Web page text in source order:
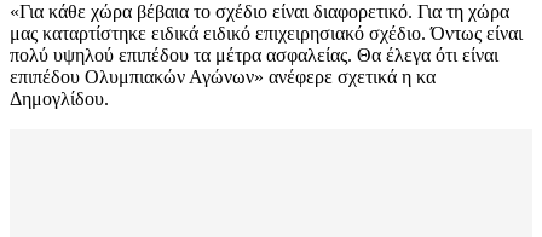
«Για κάθε χώρα βέβαια το σχέδιο είναι διαφορετικό. Για τη χώρα
μας καταρτίστηκε ειδικά ειδικό επιχειρησιακό σχέδιο. Όντως είναι
πολύ υψηλού επιπέδου τα μέτρα ασφαλείας. Θα έλεγα ότι είναι
επιπέδου Ολυμπιακών Αγώνων» ανέφερε σχετικά η κα
Δημογλίδου.